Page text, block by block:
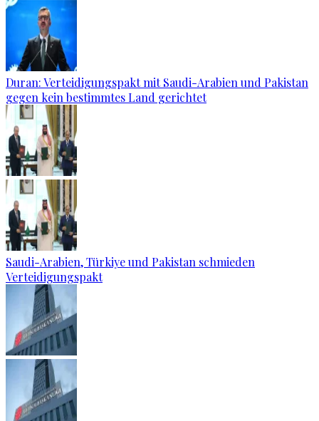
Duran: Verteidigungspakt mit Saudi-Arabien und Pakistan
gegen kein bestimmtes Land gerichtet
Saudi-Arabien, Türkiye und Pakistan schmieden
Verteidigungspakt